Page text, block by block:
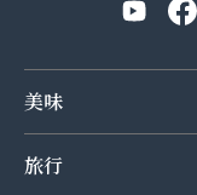
美味
旅行